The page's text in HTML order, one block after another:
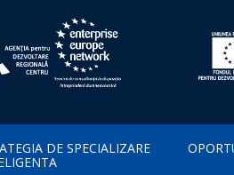
DE SPECIALIZARE